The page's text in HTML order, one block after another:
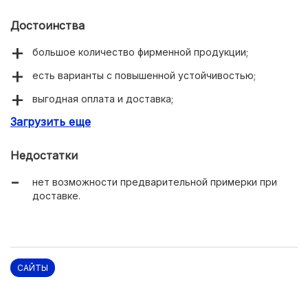
Достоинства
большое количество фирменной продукции;
есть варианты с повышенной устойчивостью;
выгодная оплата и доставка;
низкие цены.
Загрузить еще
Недостатки
нет возможности предварительной примерки при
доставке.
САЙТЫ